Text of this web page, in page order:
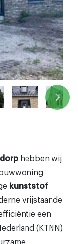
hebben wij
kunststof
vrijstaande
een
(KTNN)